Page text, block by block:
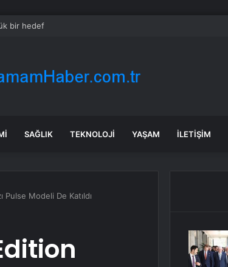
bir hedef
SAĞLIK TEKNOLOJI YAŞAM İLETIŞIM
Pulse Modeli De Katıldı